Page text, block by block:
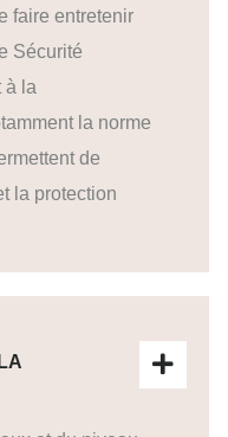
faire entretenir
Sécurité
à la
la norme
de
la protection